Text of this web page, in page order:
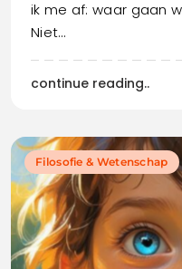
ik me af: waar gaan
Niet…
continue reading..
Filosofie & Wetenschap